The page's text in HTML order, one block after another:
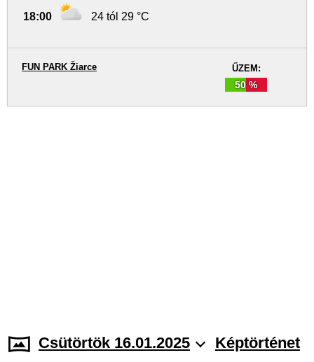
18:00 24 tól 29 °C
ŰZEM:
50 %
FUN PARK Žiarce
Csütörtök 16.01.2025 Képtörténet